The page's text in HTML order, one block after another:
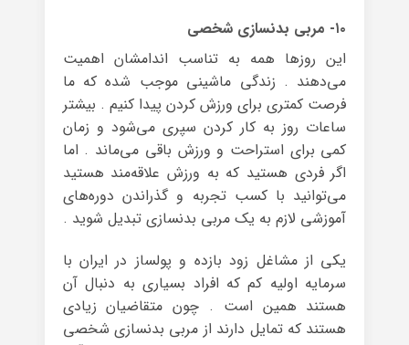
۱۰- مربی بدنسازی شخصی
این روزها همه به تناسب اندامشان اهمیت
می‌دهند . زندگی ماشینی موجب شده که ما
فرصت کمتری برای ورزش کردن پیدا کنیم . بیشتر
ساعات روز به کار کردن سپری می‌شود و زمان
کمی برای استراحت و ورزش باقی می‌ماند . اما
اگر فردی هستید که به ورزش علاقه‌مند هستید
می‌توانید با کسب تجربه و گذراندن دوره‌های
آموزشی لازم به یک مربی بدنسازی تبدیل شوید .
یکی از مشاغل زود بازده و پولساز در ایران با
سرمایه اولیه کم که افراد بسیاری به دنبال آن
هستند همین است . چون متقاضیان زیادی
هستند که تمایل دارند از مربی بدنسازی شخصی